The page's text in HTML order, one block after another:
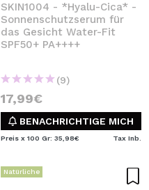
SKIN1004 - *Hyalu-Cica* -
Sonnenschutzserum für
das Gesicht Water-Fit
SPF50+ PA++++
(9)
17,99€
BENACHRICHTIGE MICH
Preis x 100 Gr: 35,98€ Tax Inb.
Natürliche